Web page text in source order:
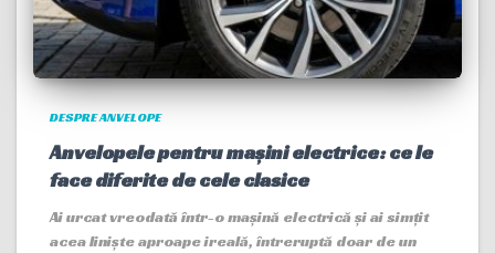
DESPRE ANVELOPE
Anvelopele pentru mașini electrice: ce le
face diferite de cele clasice
Ai urcat vreodată într-o mașină electrică și ai simțit
acea liniște aproape ireală, întreruptă doar de un